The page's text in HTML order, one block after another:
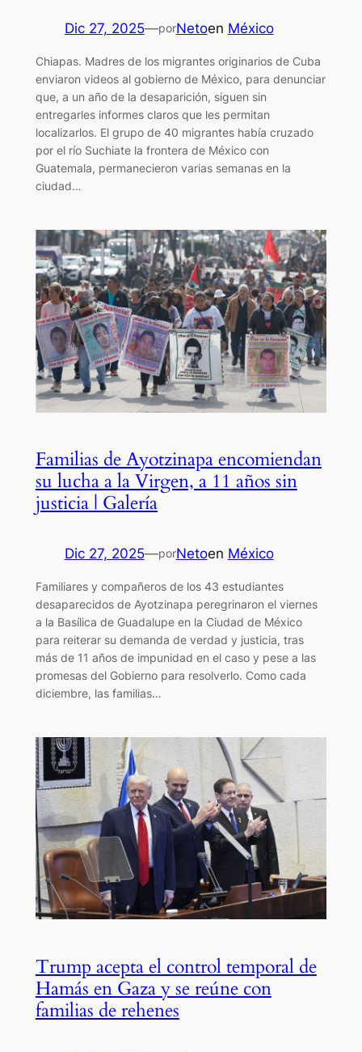
Dic 27, 2025—porNetoen México
Chiapas. Madres de los migrantes originarios de Cuba
enviaron videos al gobierno de México, para denunciar
que, a un año de la desaparición, siguen sin
entregarles informes claros que les permitan
localizarlos. El grupo de 40 migrantes había cruzado
por el río Suchiate la frontera de México con
Guatemala, permanecieron varias semanas en la
ciudad…
Familias de Ayotzinapa encomiendan
su lucha a la Virgen, a 11 años sin
justicia | Galería
Dic 27, 2025—porNetoen México
Familiares y compañeros de los 43 estudiantes
desaparecidos de Ayotzinapa peregrinaron el viernes
a la Basílica de Guadalupe en la Ciudad de México
para reiterar su demanda de verdad y justicia, tras
más de 11 años de impunidad en el caso y pese a las
promesas del Gobierno para resolverlo. Como cada
diciembre, las familias…
Trump acepta el control temporal de
Hamás en Gaza y se reúne con
familias de rehenes